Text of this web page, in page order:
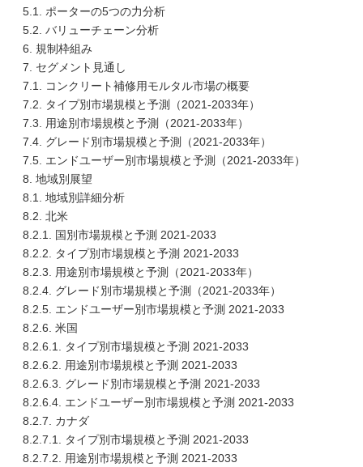
5.1. ポーターの5つの力分析
5.2. バリューチェーン分析
6. 規制枠組み
7. セグメント見通し
7.1. コンクリート補修用モルタル市場の概要
7.2. タイプ別市場規模と予測（2021-2033年）
7.3. 用途別市場規模と予測（2021-2033年）
7.4. グレード別市場規模と予測（2021-2033年）
7.5. エンドユーザー別市場規模と予測（2021-2033年）
8. 地域別展望
8.1. 地域別詳細分析
8.2. 北米
8.2.1. 国別市場規模と予測 2021-2033
8.2.2. タイプ別市場規模と予測 2021-2033
8.2.3. 用途別市場規模と予測（2021-2033年）
8.2.4. グレード別市場規模と予測（2021-2033年）
8.2.5. エンドユーザー別市場規模と予測 2021-2033
8.2.6. 米国
8.2.6.1. タイプ別市場規模と予測 2021-2033
8.2.6.2. 用途別市場規模と予測 2021-2033
8.2.6.3. グレード別市場規模と予測 2021-2033
8.2.6.4. エンドユーザー別市場規模と予測 2021-2033
8.2.7. カナダ
8.2.7.1. タイプ別市場規模と予測 2021-2033
8.2.7.2. 用途別市場規模と予測 2021-2033